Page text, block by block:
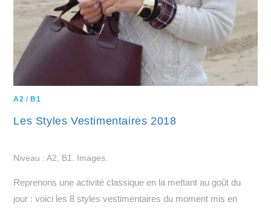
A2 / B1
Les Styles Vestimentaires 2018
Niveau : A2, B1. Images.
Reprenons une activité classique en la mettant au goût du
jour : voici les 8 styles vestimentaires du moment mis en